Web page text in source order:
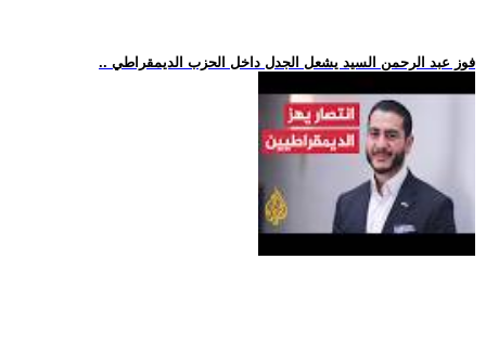
.. فوز عبد الرحمن السيد يشعل الجدل داخل الحزب الديمقراطي